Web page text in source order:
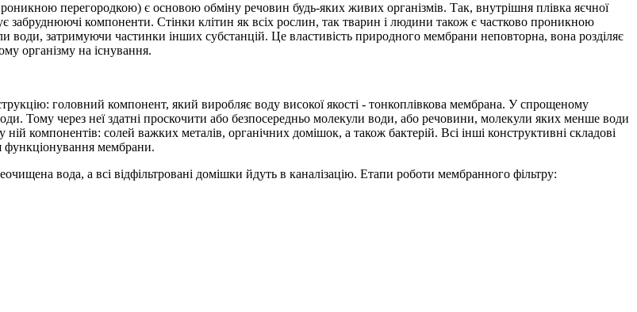
перегородкою) є основою обміну речовин будь-яких живих організмів. Так, внутрішня плівка яєчної
компоненти. Стінки клітин як всіх рослин, так тварин і людини також є частково проникною
затримуючи частинки інших субстанцій. Це властивість природного мембрани неповторна, вона розділяє
організму на існування.
головний компонент, який виробляє воду високої якості - тонкоплівкова мембрана. У спрощеному
Тому через неї здатні проскочити або безпосередньо молекули води, або речовини, молекули яких менше води
компонентів: солей важких металів, органічних домішок, а також бактерій. Всі інші конструктивні складові
функціонування мембрани.
вода, а всі відфільтровані домішки йдуть в каналізацію. Етапи роботи мембранного фільтру: